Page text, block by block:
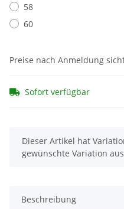
58
60
Preise nach Anmeldung
Sofort verfügbar
x
Dieser Artikel hat
gewünschte Variation
Beschreibung